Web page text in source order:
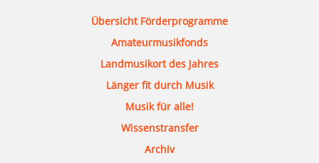
Übersicht Förderprogramme
Amateurmusikfonds
Landmusikort des Jahres
Länger fit durch Musik
Musik für alle!
Wissenstransfer
Archiv